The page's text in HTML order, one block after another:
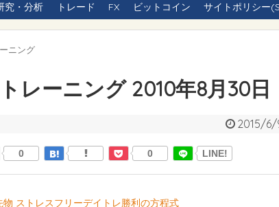
究・分析 トレード FX ビットコイン サイトポリシー
ニング
レーニング 2010年8月30日
2015/6/
0 0 LINE!
物 ストレスフリーデイトレ勝利の方程式